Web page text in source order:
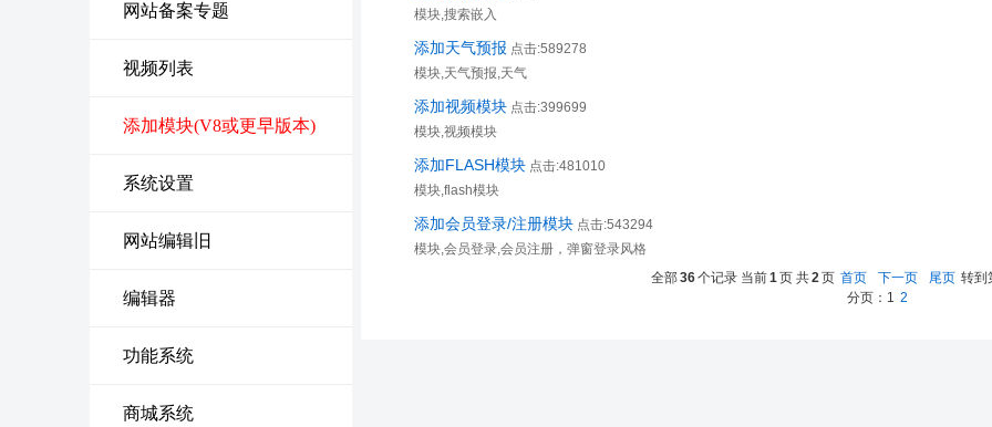
网站备案专题
视频列表
添加模块(V8或更早版本)
系统设置
网站编辑旧
编辑器
功能系统
商城系统
模块,搜索嵌入
添加天气预报 点击:589278
模块,天气预报,天气
添加视频模块 点击:399699
模块,视频模块
添加FLASH模块 点击:481010
模块,flash模块
添加会员登录/注册模块 点击:543294
模块,会员登录,会员注册，弹窗登录风格
全部36个记录 当前1页 共2页 首页 下一页 尾页 转到
分页： 1 2